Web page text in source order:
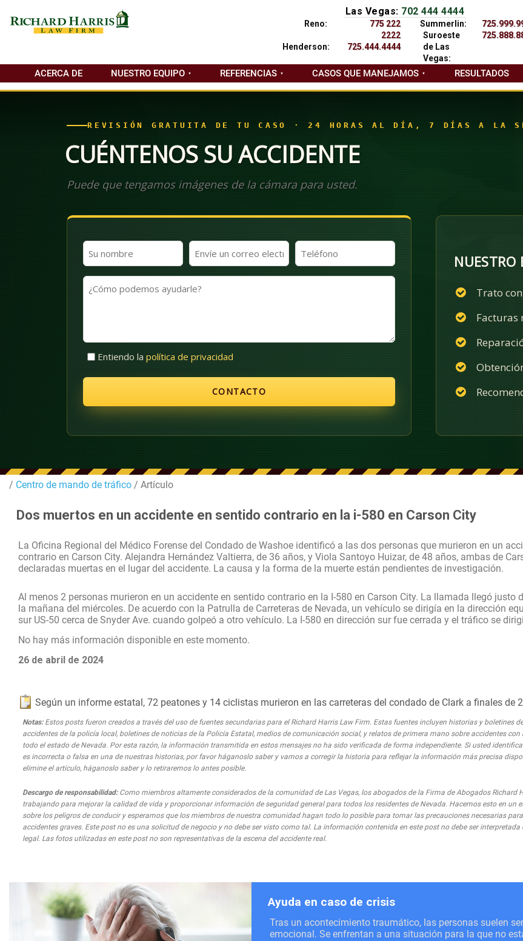
Las Vegas: 702 444 4444
Reno:
775 222
2222
Henderson:
725.444.4444
Summerlin:
Suroeste
de Las
Vegas:
ACERCA DE NUESTRO EQUIPO REFERENCIAS CASOS QUE MANEJAMOS RESULTADOS
REVISIÓN GRATUITA DE TU CASO · 24 HORAS AL DÍA, 7 DÍAS A LA
CUÉNTENOS SU ACCIDENTE
Puede que tengamos imágenes de la cámara para usted.
Nombre
y
apellidos
(Obligatorio)
Correo
electrónico
(Obligatorio)
Teléfono
(Obligatorio)
¿Cómo
podemos
SinEntiendo la política de privacidad
NUESTRO
Trato
Facturas
/ Centro de mando de tráfico / Artículo
Dos muertos en un accidente en sentido contrario en la i-580 en Carson City
La Oficina Regional del Médico Forense del Condado de Washoe identificó a las dos personas que murieron en un
contrario en Carson City. Alejandra Hernández Valtierra, de 36 años, y Viola Santoyo Huizar, de 48 años, ambas de
declaradas muertas en el lugar del accidente. La causa y la forma de la muerte están pendientes de investigación.
Al menos 2 personas murieron en un accidente en sentido contrario en la I-580 en Carson City. La llamada llegó justo
la mañana del miércoles. De acuerdo con la Patrulla de Carreteras de Nevada, un vehículo se dirigía en la dirección
sur US-50 cerca de Snyder Ave. cuando golpeó a otro vehículo. La I-580 en dirección sur fue cerrada y el tráfico se
No hay más información disponible en este momento.
26 de abril de 2024
Según un informe estatal, 72 peatones y 14 ciclistas murieron en las carreteras del condado de Clark a finales de
Notas:Estos posts fueron creados a través del uso de fuentes secundarias para el Richard Harris Law Firm. Estas fuentes incluyen historias y boletines
accidentes de la policía local, boletines de noticias de la Policía Estatal, medios de comunicación social, y relatos de primera mano sobre accidentes con
todo el estado de Nevada. Por esta razón, la información transmitida en estos mensajes no ha sido verificada de forma independiente. Si usted
es incorrecta o falsa en una de nuestras historias, por favor háganoslo saber y vamos a corregir la historia para reflejar la información más precisa
elimine el artículo, háganoslo saber y lo retiraremos lo antes posible.
Descargo de responsabilidad:Como miembros altamente considerados de la comunidad de Las Vegas, los abogados de la Firma de Abogados Richard
trabajando para mejorar la calidad de vida y proporcionar información de seguridad general para todos los residentes de Nevada. Hacemos esto en un
sobre los peligros de conducir y esperamos que los miembros de nuestra comunidad hagan todo lo posible para tomar las precauciones necesarias
accidentes graves. Este post no es una solicitud de negocio y no debe ser visto como tal. La información contenida en este post no debe ser
legal. Las fotos utilizadas en este post no son representativas de la escena del accidente real.
Ayuda en caso de crisis
Tras un acontecimiento traumático, las personas suelen
emocional. Se enfrentan a una situación para la que no